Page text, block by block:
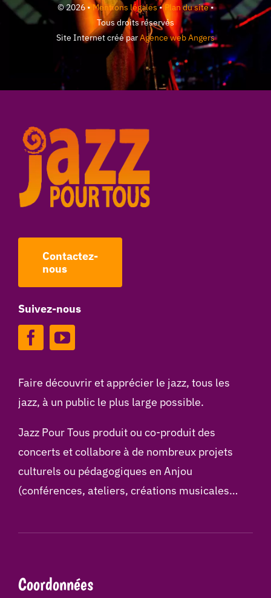
© 2026 •Mentions légales•Plan du site•
Tous droits réservés
Site Internet créé parAgence web Angers
Contactez-
nous
Suivez-nous
Faire découvrir et apprécier le jazz, tous les
jazz, à un public le plus large possible.
Jazz Pour Tous produit ou co-produit des
concerts et collabore à de nombreux projets
culturels ou pédagogiques en Anjou
(conférences, ateliers, créations musicales…
Coordonnées